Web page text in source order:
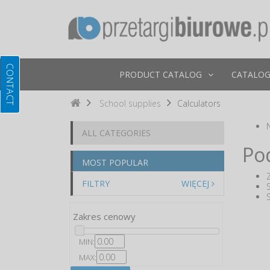
PRODUCT CATALOG
School supplies Calculators
ALL CATEGORIES
MOST POPULAR
FILTRY
WIĘCEJ
Zakres cenowy
MIN:
MAX: